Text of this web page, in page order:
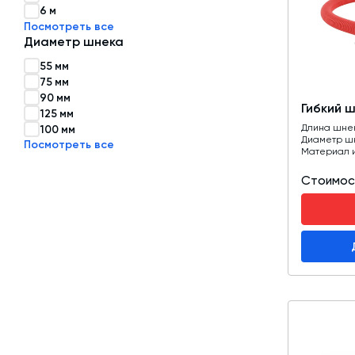
Затворы для силосов и дозаторов
Авто и Ж/Д весы
Пневмооборудование
Датчики
Рециклинг
6 м
Посмотреть все
Диаметр шнека
55 мм
75 мм
90 мм
125 мм
100 мм
Посмотреть все
Гибкий
Длина
Диаметр
Материал